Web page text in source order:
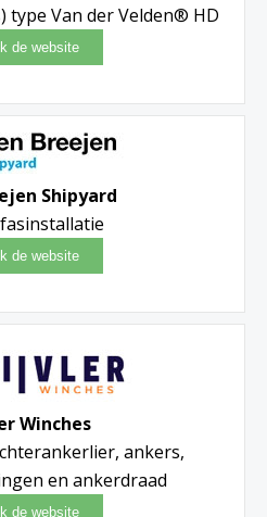
type Van der Velden® HD
Shipyard
Winches
ankers,
en ankerdraad